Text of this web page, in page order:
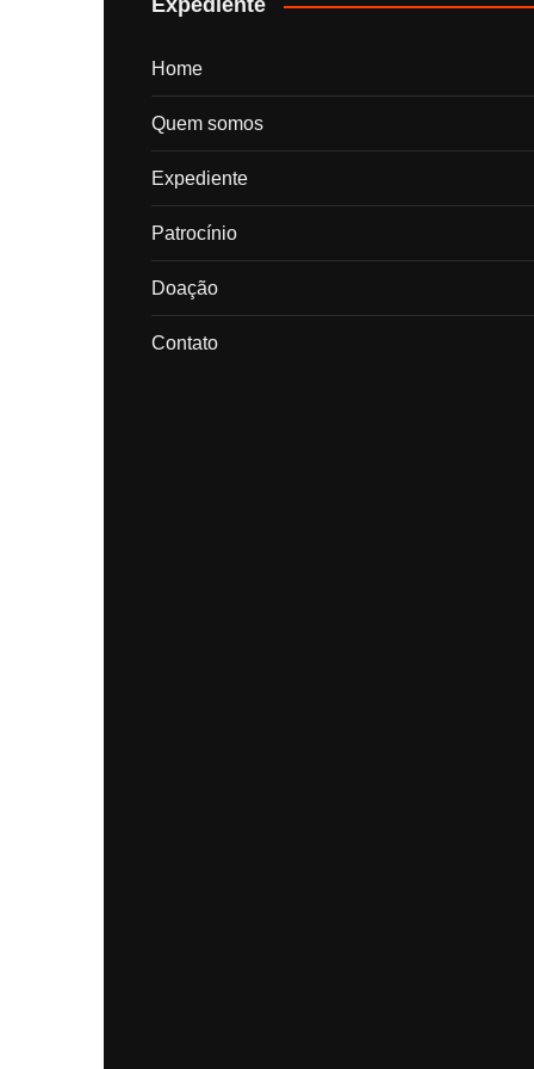
Expediente
Home
Quem somos
Expediente
Patrocínio
Doação
Contato